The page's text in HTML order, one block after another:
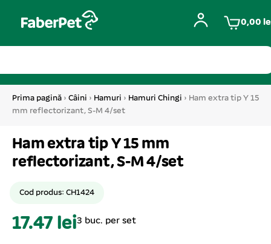
0,00
Prima pagină › Câini › Hamuri › Hamuri Chingi › Ham extra tip Y 15
mm reflectorizant, S-M 4/set
Ham extra tip Y 15 mm
reflectorizant, S-M 4/set
Cod produs: CH1424
17.47 lei3 buc. per set